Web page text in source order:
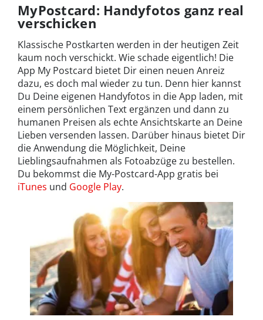
MyPostcard: Handyfotos ganz real
verschicken
Klassische Postkarten werden in der heutigen Zeit
kaum noch verschickt. Wie schade eigentlich! Die
App My Postcard bietet Dir einen neuen Anreiz
dazu, es doch mal wieder zu tun. Denn hier kannst
Du Deine eigenen Handyfotos in die App laden, mit
einem persönlichen Text ergänzen und dann zu
humanen Preisen als echte Ansichtskarte an Deine
Lieben versenden lassen. Darüber hinaus bietet Dir
die Anwendung die Möglichkeit, Deine
Lieblingsaufnahmen als Fotoabzüge zu bestellen.
Du bekommst die My-Postcard-App gratis bei
iTunes und Google Play.